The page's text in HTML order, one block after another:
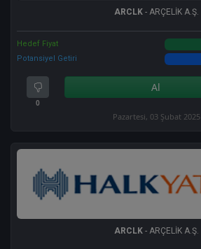
ARCLK- ARÇELİK A.Ş.
Hedef Fiyat
Potansiyel Getiri
0
Al
Pazartesi, 03 Şubat 2025
ARCLK- ARÇELİK A.Ş.